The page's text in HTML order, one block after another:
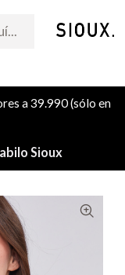
a 39.990 (sólo en
Sioux